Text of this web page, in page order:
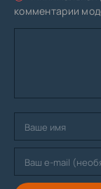
комментарии